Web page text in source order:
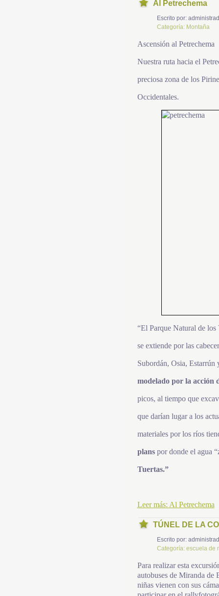
Al Petrechema
Escrito por:
Categoría: Montaña
Ascensión al Petrechema
Nuestra ruta hacia el
preciosa zona de los
Occidentales.
“El Parque Natural de los
se extiende por las
Subordán, Osia,
modelado por la acción
picos, al tiempo que
que darían lugar a los
materiales por los ríos
plans por donde el agua
Tuertas.”
Leer más: Al Petrechema
TÚNEL DE LA
Escrito por:
Categoría: escuela de
Para realizar esta
autobuses de Miranda de
niñas vienen con sus